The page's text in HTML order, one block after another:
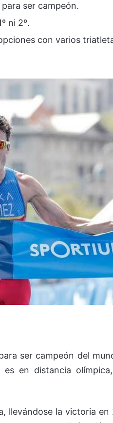
ser campeón.
ni 2º.
con varios
ser campeón del
en distancia
llevándose la victoria en